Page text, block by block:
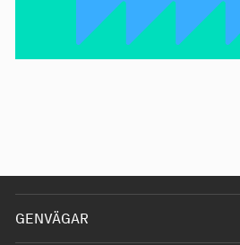
GENVÄGAR